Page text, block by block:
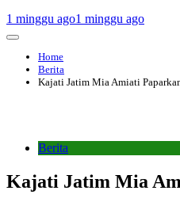
1 minggu ago1 minggu ago
Home
Berita
Kajati Jatim Mia Amiati
Berita
Kajati Jatim Mia